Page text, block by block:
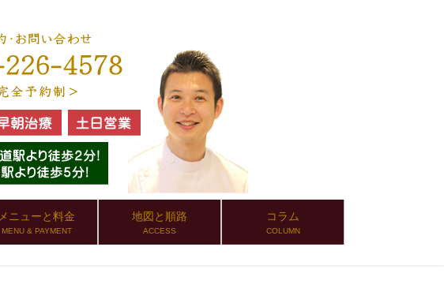
メニューと料金
MENU & PAYMENT
地図と順路
ACCESS
コラム
COLUMN